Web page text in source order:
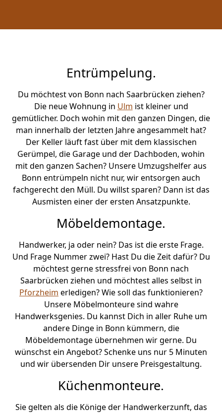
Entrümpelung.
Du möchtest von Bonn nach Saarbrücken ziehen?
Die neue Wohnung in Ulm ist kleiner und
gemütlicher. Doch wohin mit den ganzen Dingen, die
man innerhalb der letzten Jahre angesammelt hat?
Der Keller läuft fast über mit dem klassischen
Gerümpel, die Garage und der Dachboden, wohin
mit den ganzen Sachen? Unsere Umzugshelfer aus
Bonn entrümpeln nicht nur, wir entsorgen auch
fachgerecht den Müll. Du willst sparen? Dann ist das
Ausmisten einer der ersten Ansatzpunkte.
Möbeldemontage.
Handwerker, ja oder nein? Das ist die erste Frage.
Und Frage Nummer zwei? Hast Du die Zeit dafür? Du
möchtest gerne stressfrei von Bonn nach
Saarbrücken ziehen und möchtest alles selbst in
Pforzheim erledigen? Wie soll das funktionieren?
Unsere Möbelmonteure sind wahre
Handwerksgenies. Du kannst Dich in aller Ruhe um
andere Dinge in Bonn kümmern, die
Möbeldemontage übernehmen wir gerne. Du
wünschst ein Angebot? Schenke uns nur 5 Minuten
und wir übersenden Dir unsere Preisgestaltung.
Küchenmonteure.
Sie gelten als die Könige der Handwerkerzunft, das